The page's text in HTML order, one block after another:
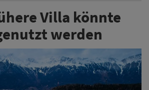
Villa könnte
werden